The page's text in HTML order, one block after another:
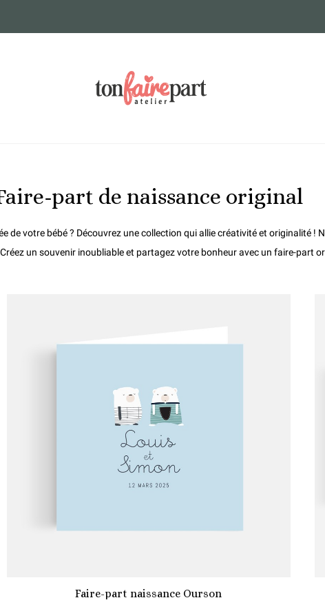
part de naissance original
de votre bébé ? Découvrez une collection qui allie créativité et originalité
un souvenir inoubliable et partagez votre bonheur avec un faire-part
Faire-part naissance Ourson